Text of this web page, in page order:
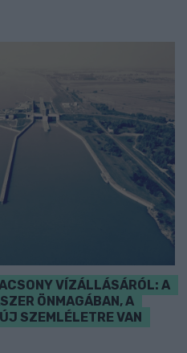
VÍZÁLLÁSÁRÓL: A
ÖNMAGÁBAN, A
SZEMLÉLETRE VAN